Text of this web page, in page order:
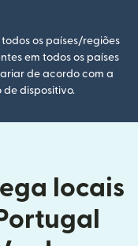
os países/regiões
em todos os países
de acordo com a
de dispositivo.
locais